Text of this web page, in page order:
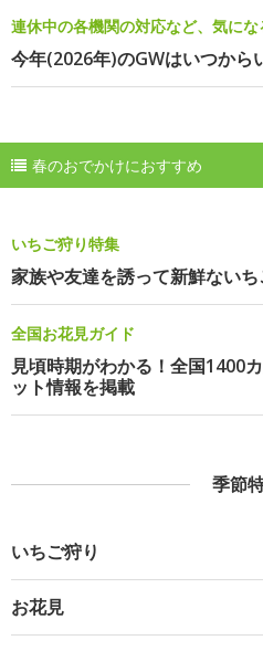
連休中の各機関の対応など、気に
今年(2026年)のGWはいつから
春のおでかけにおすすめ
いちご狩り特集
家族や友達を誘って新鮮ない
全国お花見ガイド
見頃時期がわかる！全国1400
ット情報を掲載
季節
いちご狩り
お花見